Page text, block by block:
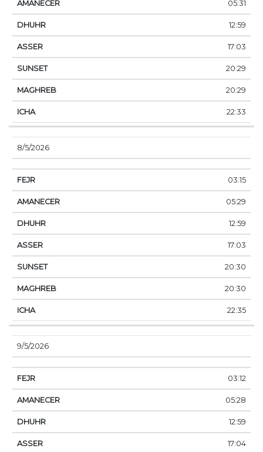
05:31
12:59
17:03
20:29
20:29
22:33
8/5/2026
03:15
05:29
12:59
17:03
20:30
20:30
22:35
9/5/2026
03:12
05:28
12:59
17:04